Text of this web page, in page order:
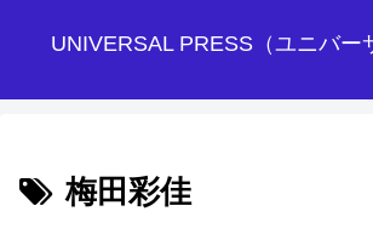
UNIVERSAL PRESS（ユニバー
梅田彩佳